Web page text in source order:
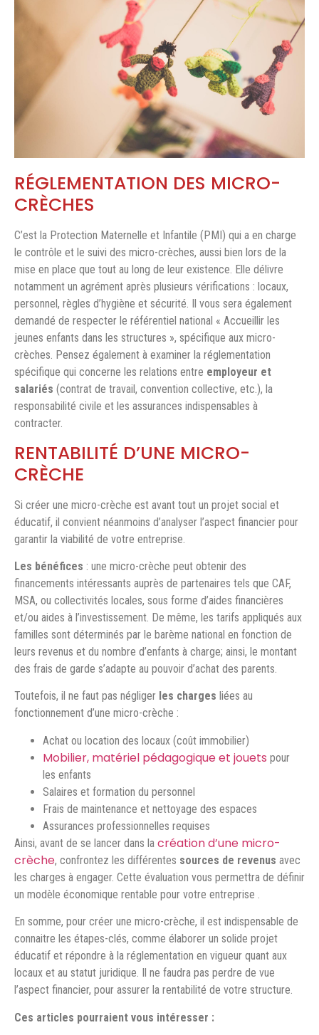
RÉGLEMENTATION DES MICRO-
CRÈCHES
C’est la Protection Maternelle et Infantile (PMI) qui a en charge
le contrôle et le suivi des micro-crèches, aussi bien lors de la
mise en place que tout au long de leur existence. Elle délivre
notamment un agrément après plusieurs vérifications : locaux,
personnel, règles d’hygiène et sécurité. Il vous sera également
demandé de respecter le référentiel national « Accueillir les
jeunes enfants dans les structures », spécifique aux micro-
crèches. Pensez également à examiner la réglementation
spécifique qui concerne les relations entre employeur et
salariés (contrat de travail, convention collective, etc.), la
responsabilité civile et les assurances indispensables à
contracter.
RENTABILITÉ D’UNE MICRO-
CRÈCHE
Si créer une micro-crèche est avant tout un projet social et
éducatif, il convient néanmoins d’analyser l’aspect financier pour
garantir la viabilité de votre entreprise.
Les bénéfices : une micro-crèche peut obtenir des
financements intéressants auprès de partenaires tels que CAF,
MSA, ou collectivités locales, sous forme d’aides financières
et/ou aides à l’investissement. De même, les tarifs appliqués aux
familles sont déterminés par le barème national en fonction de
leurs revenus et du nombre d’enfants à charge; ainsi, le montant
des frais de garde s’adapte au pouvoir d’achat des parents.
Toutefois, il ne faut pas négliger les charges liées au
fonctionnement d’une micro-crèche :
Achat ou location des locaux (coût immobilier)
Mobilier, matériel pédagogique et jouets pour
les enfants
Salaires et formation du personnel
Frais de maintenance et nettoyage des espaces
Assurances professionnelles requises
Ainsi, avant de se lancer dans la création d’une micro-
crèche, confrontez les différentes sources de revenus avec
les charges à engager. Cette évaluation vous permettra de définir
un modèle économique rentable pour votre entreprise .
En somme, pour créer une micro-crèche, il est indispensable de
connaitre les étapes-clés, comme élaborer un solide projet
éducatif et répondre à la réglementation en vigueur quant aux
locaux et au statut juridique. Il ne faudra pas perdre de vue
l’aspect financier, pour assurer la rentabilité de votre structure.
Ces articles pourraient vous intéresser :